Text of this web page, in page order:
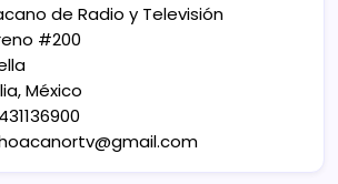
de Radio y Televisión
#200
México